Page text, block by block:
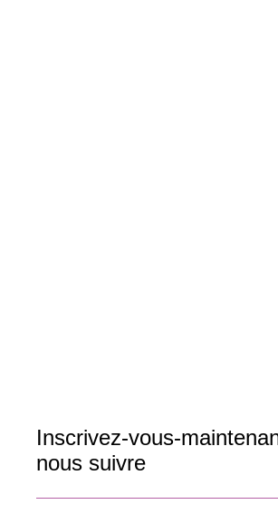
Inscrivez-vous-
nous suivre